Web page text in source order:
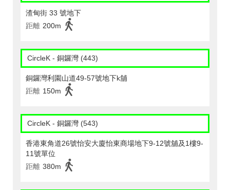
渣甸街 33 號地下
距離 200m
CircleK - 銅鑼灣 (443)
銅鑼灣利園山道49-57號地下k舖
距離 150m
CircleK - 銅鑼灣 (543)
香港東角道26號怡安大廈怡東商場地下9-12號舖及1樓9-
11號單位
距離 380m